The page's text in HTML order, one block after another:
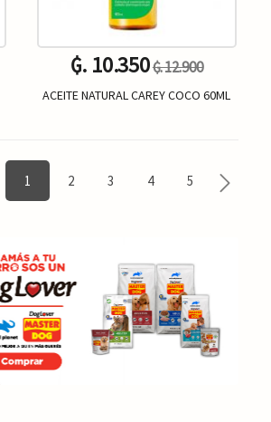
₲. 10.350₲. 12.900
ACEITE NATURAL CAREY COCO 60ML
1 2 3 4 5